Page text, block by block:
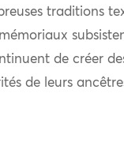
traditions
de créer
de leurs